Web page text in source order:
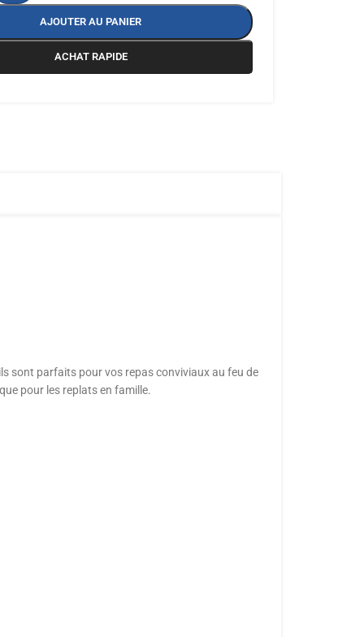
AJOUTER AU PANIER
ACHAT RAPIDE
sont parfaits pour vos repas conviviaux au feu de
pour les replats en famille.